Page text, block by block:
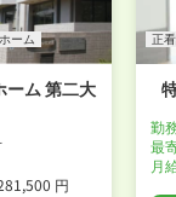
ーム
ーム 第二大
円
正
勤
最
月